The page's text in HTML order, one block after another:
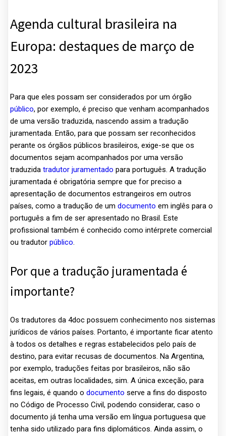
Agenda cultural brasileira na
Europa: destaques de março de
2023
Para que eles possam ser considerados por um órgão
público, por exemplo, é preciso que venham acompanhados
de uma versão traduzida, nascendo assim a tradução
juramentada. Então, para que possam ser reconhecidos
perante os órgãos públicos brasileiros, exige-se que os
documentos sejam acompanhados por uma versão
traduzida tradutor juramentado para português. A tradução
juramentada é obrigatória sempre que for preciso a
apresentação de documentos estrangeiros em outros
países, como a tradução de um documento em inglês para o
português a fim de ser apresentado no Brasil. Este
profissional também é conhecido como intérprete comercial
ou tradutor público.
Por que a tradução juramentada é
importante?
Os tradutores da 4doc possuem conhecimento nos sistemas
jurídicos de vários países. Portanto, é importante ficar atento
à todos os detalhes e regras estabelecidos pelo país de
destino, para evitar recusas de documentos. Na Argentina,
por exemplo, traduções feitas por brasileiros, não são
aceitas, em outras localidades, sim. A única exceção, para
fins legais, é quando o documento serve a fins do disposto
no Código de Processo Civil, podendo considerar, caso o
documento já tenha uma versão em língua portuguesa que
tenha sido utilizado para fins diplomáticos. Ainda assim, o